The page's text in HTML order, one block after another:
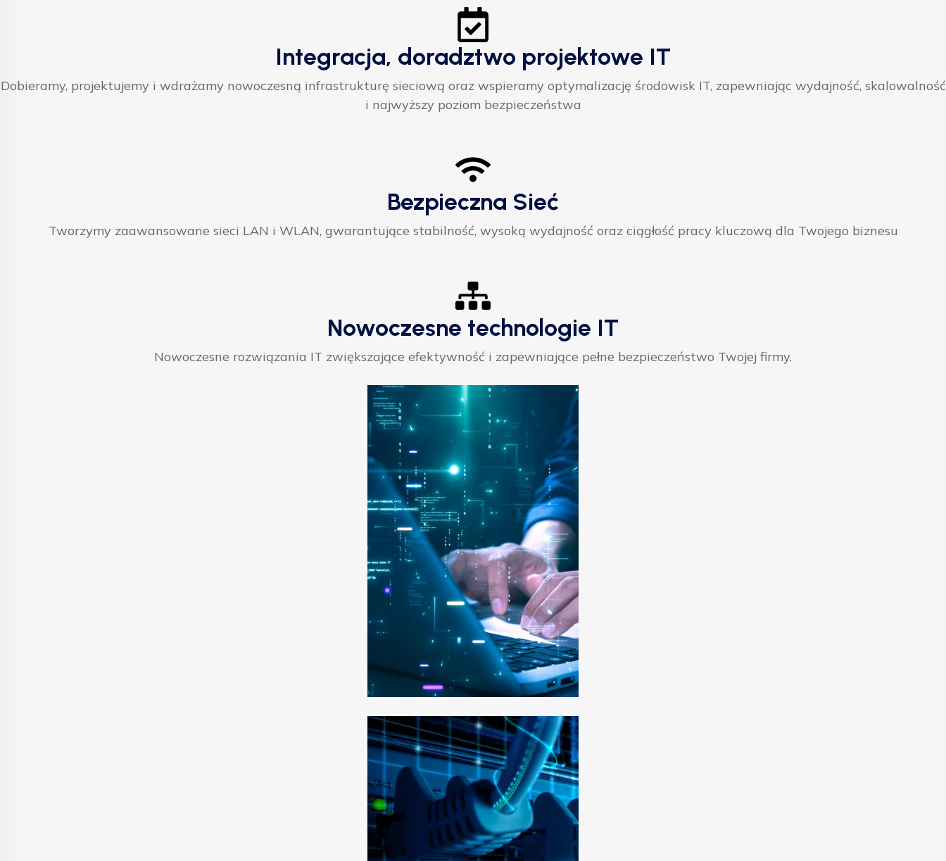
Integracja, doradztwo projektowe IT
Dobieramy, projektujemy i wdrażamy nowoczesną infrastrukturę sieciową oraz wspieramy optymalizację środowisk IT, zapewniając wydajność, skalowalność
i najwyższy poziom bezpieczeństwa
Bezpieczna Sieć
Tworzymy zaawansowane sieci LAN i WLAN, gwarantujące stabilność, wysoką wydajność oraz ciągłość pracy kluczową dla Twojego biznesu
Nowoczesne technologie IT
Nowoczesne rozwiązania IT zwiększające efektywność i zapewniające pełne bezpieczeństwo Twojej firmy.